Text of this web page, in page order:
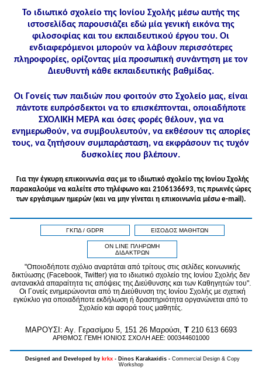
Το ιδιωτικό σχολείο της Ιονίου Σχολής μέσω αυτής της
ιστοσελίδας παρουσιάζει εδώ μία γενική εικόνα της
φιλοσοφίας και του εκπαιδευτικού έργου του. Οι
ενδιαφερόμενοι μπορούν να λάβουν περισσότερες
πληροφορίες, ορίζοντας μία προσωπική συνάντηση με τον
Διευθυντή κάθε εκπαιδευτικής βαθμίδας.
Οι Γονείς των παιδιών που φοιτούν στο Σχολείο μας, είναι
πάντοτε ευπρόσδεκτοι να το επισκέπτονται, οποιαδήποτε
ΣΧΟΛΙΚΗ ΜΕΡΑ και όσες φορές θέλουν, για να
ενημερωθούν, να συμβουλευτούν, να εκθέσουν τις απορίες
τους, να ζητήσουν συμπαράσταση, να εκφράσουν τις τυχόν
δυσκολίες που βλέπουν.
Για την έγκυρη επικοινωνία σας με το ιδιωτικό σχολείο της Ιονίου Σχολής
παρακαλούμε να καλείτε στo τηλέφωνo και 2106136693, τις πρωινές ώρες
των εργάσιμων ημερών (και να μην γίνεται η επικοινωνία μέσω e-mail).
ΓΚΠΔ / GDPR ΕΙΣΟΔΟΣ ΜΑΘΗΤΩΝ
ON LINE ΠΛΗΡΩΜΗ
ΔΙΔΑΚΤΡΩΝ
"Οποιοδήποτε σχόλιο αναρτάται από τρίτους στις σελίδες κοινωνικής
δικτύωσης (Facebook, Twitter) για το ιδιωτικό σχολείο της Ιονίου Σχολής δεν
αντανακλά απαραίτητα τις απόψεις της Διεύθυνσης και των Καθηγητών του".
Οι Γονείς ενημερώνονται από τη Διεύθυνση της Ιονίου Σχολής με σχετική
εγκύκλιο για οποιαδήποτε εκδήλωση ή δραστηριότητα οργανώνεται από το
Σχολείο και αφορά τους μαθητές.
MAPOYΣΙ: Αγ. Γερασίμου 5, 151 26 Μαρούσι, T210 613 6693
ΑΡΙΘΜΟΣ ΓΕΜΗ ΙΟΝΙΟΣ ΣΧΟΛΗ ΑΕΕ: 000344601000
Designed and Developed by krkx- Dinos Karakaxidis - Commercial Design & Copy
Workshop